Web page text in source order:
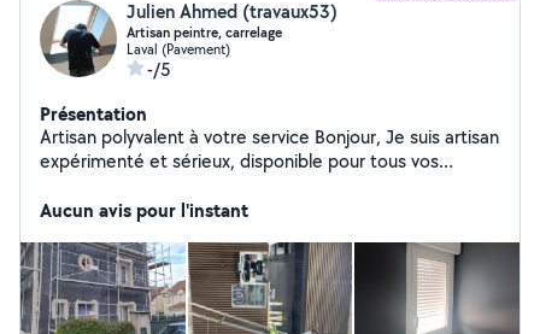
Julien Ahmed (travaux53)
Artisan peintre, carrelage
Laval (Pavement)
-/5
Présentation
Artisan polyvalent à votre service Bonjour, Je suis artisan
expérimenté et sérieux, disponible pour tous vos
plaques de plâtre (placo) et bandes Carrelage et
etc.) Rénovation et ravalement de façade Travail
soigné, respect des délais et des clients. N'hésitez pas
à me contacter pour un devis ou plus d'information
Aucun avis pour l'instant